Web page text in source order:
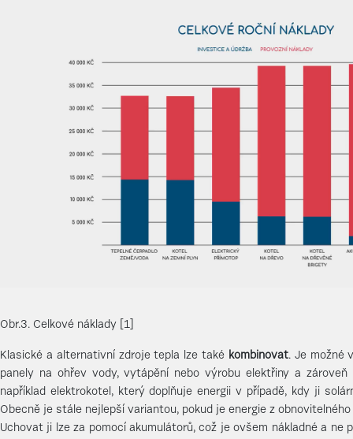
Obr.3. Celkové náklady [1]
Klasické a alternativní zdroje tepla lze také kombinovat. Je možné
panely na ohřev vody, vytápění nebo výrobu elektřiny a
například elektrokotel, který doplňuje energii v případě, kdy ji
Obecně je stále nejlepší variantou, pokud je energie z
Uchovat ji lze za pomocí akumulátorů, což je ovšem nákladné a ne